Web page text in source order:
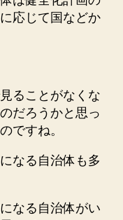
応じて国などか
ることがなくな
だろうかと思っ
ですね。
なる自治体も多
なる自治体がい